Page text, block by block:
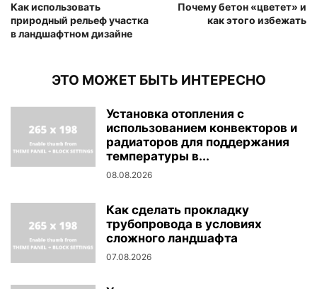
Как использовать
природный рельеф участка
в ландшафтном дизайне
Почему бетон «цветет» и
как этого избежать
ЭТО МОЖЕТ БЫТЬ ИНТЕРЕСНО
Установка отопления с
использованием конвекторов и
радиаторов для поддержания
температуры в...
08.08.2026
Как сделать прокладку
трубопровода в условиях
сложного ландшафта
07.08.2026